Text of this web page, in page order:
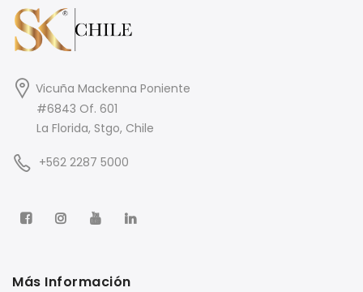
Vicuña Mackenna Poniente
#6843 Of. 601
La Florida, Stgo, Chile
+562 2287 5000
Más Información